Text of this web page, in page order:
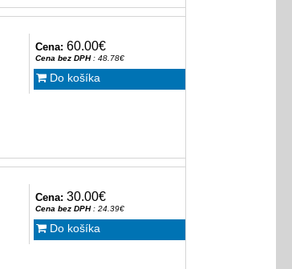
Cena: 60.00€
Cena bez DPH: 48.78€
Do košíka
Cena: 30.00€
Cena bez DPH: 24.39€
Do košíka